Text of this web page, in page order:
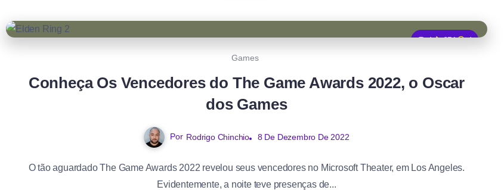
4 651
4
Games
Conheça Os Vencedores do The Game Awards 2022, o Oscar
dos Games
Por Rodrigo Chinchio 8 De Dezembro De 2022
O tão aguardado The Game Awards 2022 revelou seus vencedores no Microsoft Theater, em Los Angeles.
Evidentemente, a noite teve presenças de...